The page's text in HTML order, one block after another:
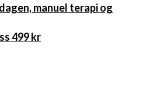
manuel terapi og
499 kr